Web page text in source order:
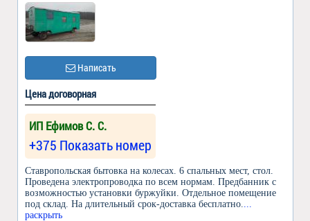
Написать
Цена договорная
ИП Ефимов С. С.
+375 Показать номер
Ставропольская бытовка на колесах. 6 спальных мест, стол.
Проведена электропроводка по всем нормам. Предбанник с
возможностью установки буржуйки. Отдельное помещение
под склад. На длительный срок-доставка бесплатно....
раскрыть